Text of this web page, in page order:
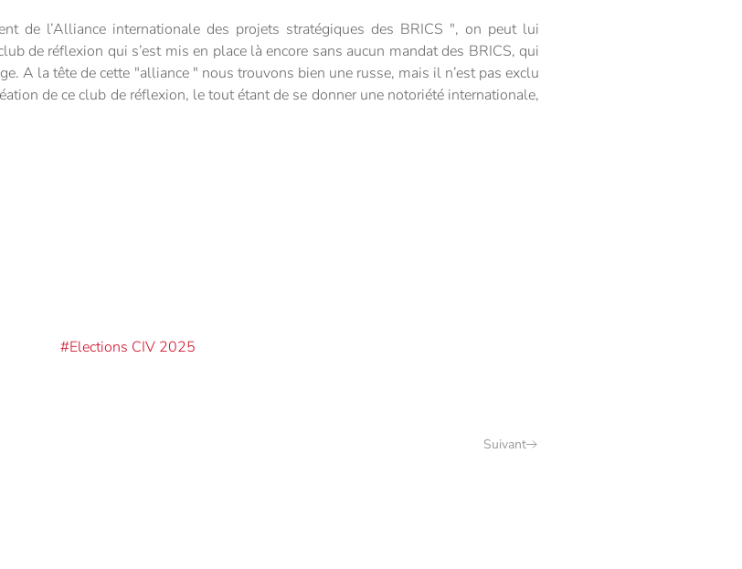
de l’Alliance internationale des projets stratégiques des BRICS ", on peut lui
de réflexion qui s’est mis en place là encore sans aucun mandat des BRICS, qui
A la tête de cette "alliance " nous trouvons bien une russe, mais il n’est pas exclu
de ce club de réflexion, le tout étant de se donner une notoriété internationale,
#Elections CIV 2025
Suivant